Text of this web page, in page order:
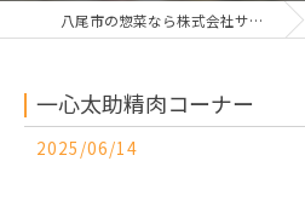
八尾市の惣菜なら株式会社サカナヤサカモト
一心太助精肉コーナー
2025/06/14